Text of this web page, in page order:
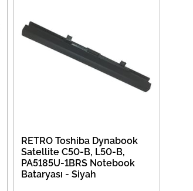
RETRO Toshiba Dynabook
Satellite C50-B, L50-B,
PA5185U-1BRS Notebook
Bataryası - Siyah